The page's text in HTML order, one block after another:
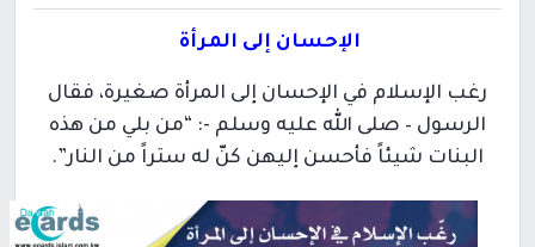
الإحسان إلى المرأة
رغب الإسلام في الإحسان إلى المرأة صغيرة، فقال
الرسول – صلى الله عليه وسلم -: “من بلي من هذه
البنات شيئاً فأحسن إليهن كنّ له ستراً من النار”.